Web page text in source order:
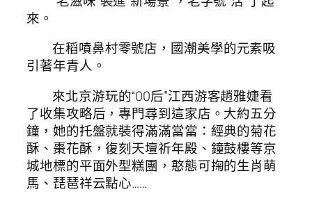
來。
在稻噴鼻村零號店，國潮美學的元素吸
引著年青人。
來北京游玩的“00后”江西游客趙雅婕看
了收集攻略后，專門尋到這家店。大約五分
鐘，她的托盤就裝得滿滿當當：經典的菊花
酥、棗花酥，復刻天壇祈年殿、鐘鼓樓等京
城地標的平面外型糕團，憨態可掬的生肖萌
馬、琵琶祥云點心……